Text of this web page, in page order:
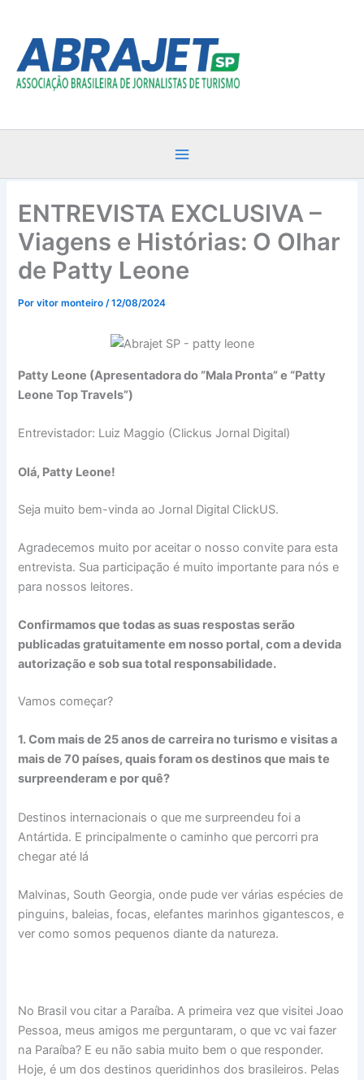
conteúdo
ENTREVISTA EXCLUSIVA –
Viagens e Histórias: O Olhar
de Patty Leone
Porvitor monteiro/12/08/2024
Patty Leone (Apresentadora do “Mala Pronta” e “Patty
Leone Top Travels”)
Entrevistador: Luiz Maggio (Clickus Jornal Digital)
Olá, Patty Leone!
Seja muito bem-vinda ao Jornal Digital ClickUS.
Agradecemos muito por aceitar o nosso convite para esta
entrevista. Sua participação é muito importante para nós e
para nossos leitores.
Confirmamos que todas as suas respostas serão
publicadas gratuitamente em nosso portal, com a devida
autorização e sob sua total responsabilidade.
Vamos começar?
1. Com mais de 25 anos de carreira no turismo e visitas a
mais de 70 países, quais foram os destinos que mais te
surpreenderam e por quê?
Destinos internacionais o que me surpreendeu foi a
Antártida. E principalmente o caminho que percorri pra
chegar até lá
Malvinas, South Georgia, onde pude ver várias espécies de
pinguins, baleias, focas, elefantes marinhos gigantescos, e
ver como somos pequenos diante da natureza.
No Brasil vou citar a Paraíba. A primeira vez que visitei Joao
Pessoa, meus amigos me perguntaram, o que vc vai fazer
na Paraíba? E eu não sabia muito bem o que responder.
Hoje, é um dos destinos queridinhos dos brasileiros. Pelas